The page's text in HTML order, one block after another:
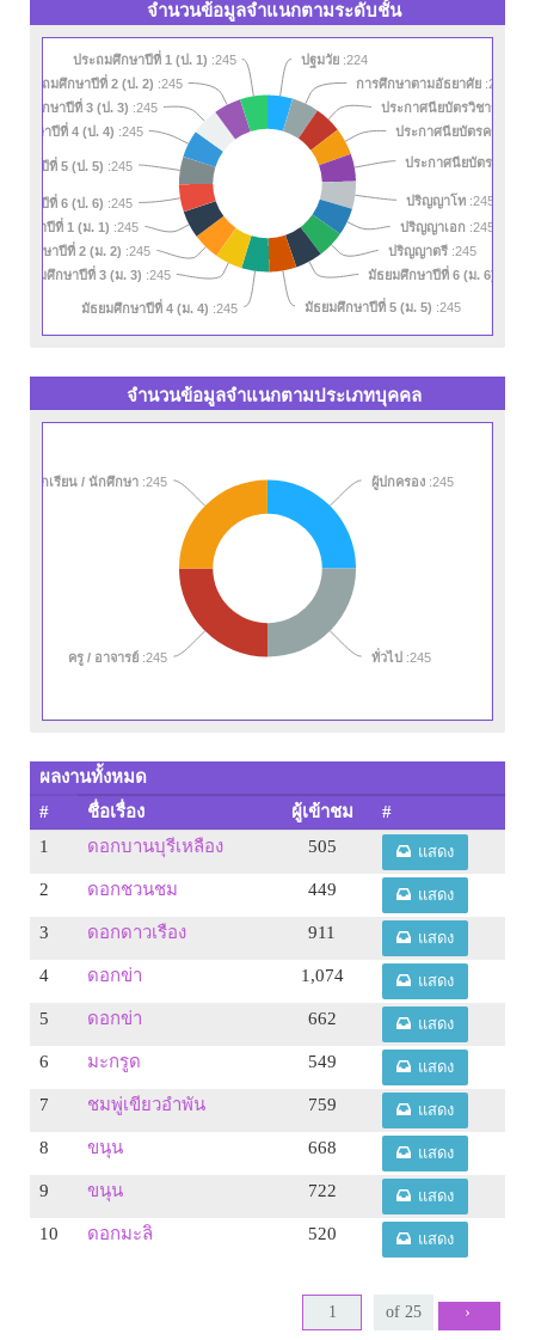
จำนวนข้อมูลจำแนกตามระดับชั้น
ปฐมวัย :224
การศึกษาตามอัธยาศัย :243
ประกาศนียบัตรวิชาชีพ (ป
ประกาศนียบัตรครูเทค
ประกาศนียบัตรวิชาชี
ปริญญาโท :245
ปริญญาเอก :245
ปริญญาตรี :245
มัธยมศึกษาปีที่ 6 (ม. 6)
มัธยมศึกษาปีที่ 5 (ม. 5) :245
มัธยมศึกษาปีที่ 4 (ม. 4) :245
มัธยมศึกษาปีที่ 3 (ม. 3) :245
ยมศึกษาปีที่ 2 (ม. 2) :245
มศึกษาปีที่ 1 (ม. 1) :245
ศึกษาปีที่ 6 (ป. 6) :245
ศึกษาปีที่ 5 (ป. 5) :245
ถมศึกษาปีที่ 4 (ป. 4) :245
ะถมศึกษาปีที่ 3 (ป. 3) :245
ประถมศึกษาปีที่ 2 (ป. 2) :245
ประถมศึกษาปีที่ 1 (ป. 1) :245
จำนวนข้อมูลจำแนกตามประเภทบุคคล
ผู้ปกครอง :245
ทั่วไป :245
ครู / อาจารย์ :245
นักเรียน / นักศึกษา :245
ผลงานทั้งหมด
#
ชื่อเรื่อง ผู้เข้าชม
#
1
ดอกบานบุรีเหลือง 505 แสดง
2 ดอกชวนชม 449 แสดง
3 ดอกดาวเรือง 911 แสดง
4 ดอกข่า 1,074 แสดง
5 ดอกข่า 662 แสดง
6 มะกรูด 549 แสดง
7 ชมพู่เขียวอำพัน 759 แสดง
8 ขนุน 668 แสดง
9 ขนุน 722 แสดง
10 ดอกมะลิ 520 แสดง
›